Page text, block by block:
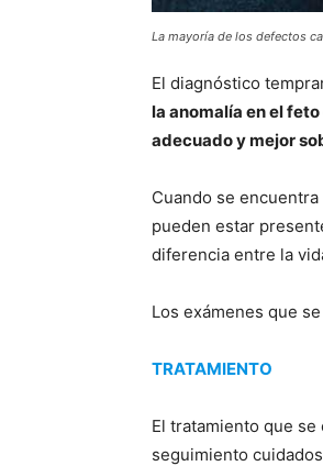
La mayoría de los defectos
El diagnóstico
la anomalía en el
adecuado y mejor
Cuando se
pueden estar
diferencia entre la
Los exámenes que
TRATAMIENTO
El tratamiento que
seguimiento